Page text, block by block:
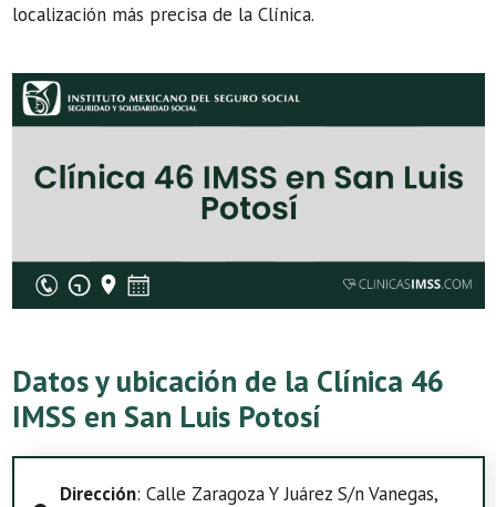
localización más precisa de la Clínica.
Datos y ubicación de la Clínica 46
IMSS en San Luis Potosí
Dirección: Calle Zaragoza Y Juárez S/n Vanegas,